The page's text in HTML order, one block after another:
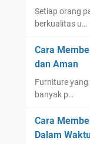
Setiap orang
berkualitas u…
Cara
dan Aman
Furniture
banyak p…
Cara
Dalam